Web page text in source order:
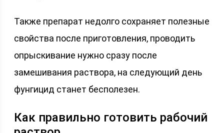
Также препарат недолго сохраняет полезные
свойства после приготовления, проводить
опрыскивание нужно сразу после
замешивания раствора, на следующий день
фунгицид станет бесполезен.
Как правильно готовить рабочий